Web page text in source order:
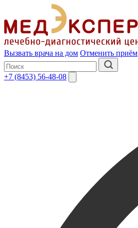
Вызвать врача на дом Отменить приём
+7 (8453) 56-48-08